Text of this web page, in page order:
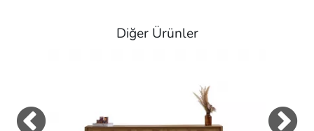
Diğer Ürünler